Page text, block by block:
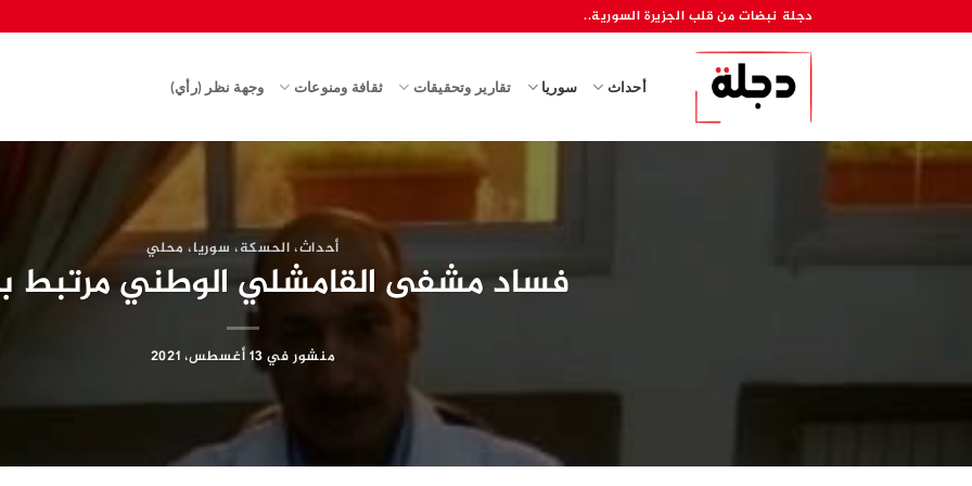
للمحتوى
دجلة نبضات من قلب الجزيرة السورية..
أحداث سوريا تقارير وتحقيقات ثقافة ومنوعات وجهة نظر (رأي)
أحداث،الحسكة، سوريا،محلي
فساد مشفى القامشلي الوطني مرتبط
منشور في13 أغسطس، 2021